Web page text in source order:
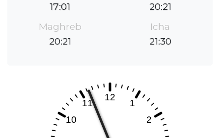
17:01
20:21
Maghreb
20:21
Icha
21:30